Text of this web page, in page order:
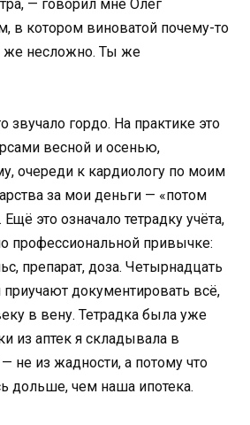
— говорил мне Олег
в котором виноватой почему-то
же несложно. Ты же
звучало гордо. На практике это
весной и осенью,
очереди к кардиологу по моим
за мои деньги — «потом
это означало тетрадку учёта,
профессиональной привычке:
препарат, доза. Четырнадцать
документировать всё,
в вену. Тетрадка была уже
из аптек я складывала в
не из жадности, а потому что
дольше, чем наша ипотека.